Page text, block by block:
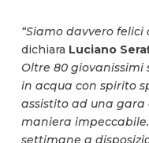
“Siamo davvero
dichiara Luciano
Oltre 80
in acqua con spirito
assistito ad una
maniera
settimane a